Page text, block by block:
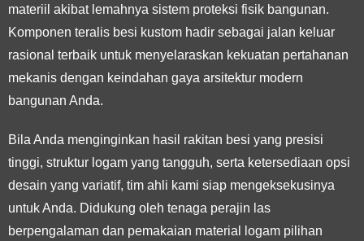
materiil akibat lemahnya sistem proteksi fisik bangunan.
Komponen teralis besi kustom hadir sebagai jalan keluar
rasional terbaik untuk menyelaraskan kekuatan pertahanan
mekanis dengan keindahan gaya arsitektur modern
bangunan Anda.
Bila Anda menginginkan hasil rakitan besi yang presisi
tinggi, struktur logam yang tangguh, serta ketersediaan opsi
desain yang variatif, tim ahli kami siap mengeksekusinya
untuk Anda. Didukung oleh tenaga perajin las
berpengalaman dan pemakaian material logam pilihan